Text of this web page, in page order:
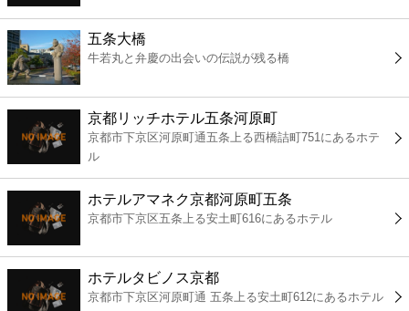
薬局
スーパー
エンタメ
レジャー
書店
ファミレス
五条大橋
牛若丸と弁慶の出会いの伝説が残る橋
京都リッチホテル五条河原町
京都市下京区河原町通五条上る西橋詰町751にあるホテ
ル
ホテルアマネク京都河原町五条
京都市下京区五条上る安土町616にあるホテル
ホテルタビノス京都
京都市下京区河原町通 五条上る安土町612にあるホテル